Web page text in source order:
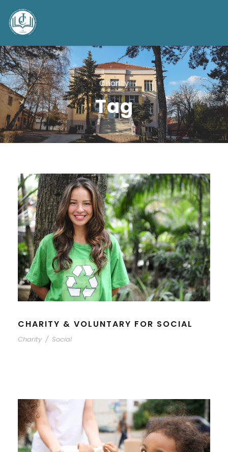
Charity
Tag
CHARITY & VOLUNTARY FOR SOCIAL
Charity / Social